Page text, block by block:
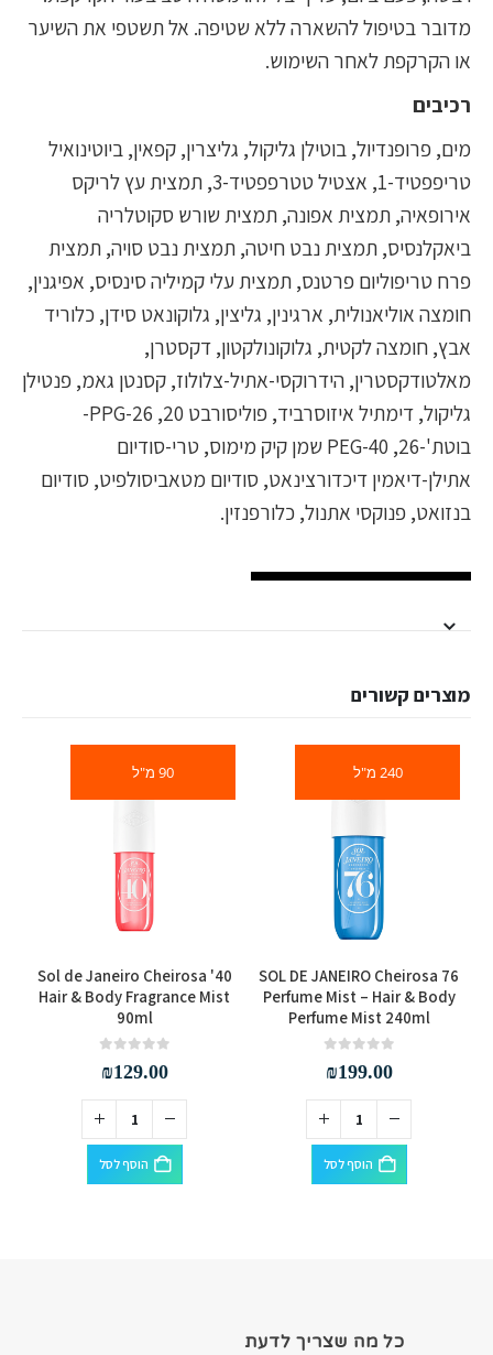
מדובר בטיפול להשארה ללא שטיפה. אל תשטפי את השיער
או הקרקפת לאחר השימוש.
רכיבים
מים, פרופנדיול, בוטילן גליקול, גליצרין, קפאין, ביוטינואיל
טריפפטיד-1, אצטיל טטרפפטיד-3, תמצית עץ לריקס
אירופאיה, תמצית אפונה, תמצית שורש סקוטלריה
ביאקלנסיס, תמצית נבט חיטה, תמצית נבט סויה, תמצית
פרח טריפוליום פרטנס, תמצית עלי קמיליה סינסיס, אפיגנין,
חומצה אוליאנולית, ארגינין, גליצין, גלוקונאט סידן, כלוריד
אבץ, חומצה לקטית, גלוקונולקטון, דקסטרן,
מאלטודקסטרין, הידרוקסי-אתיל-צלולוז, קסנטן גאמ, פנטילן
גליקול, דימתיל איזוסרביד, פוליסורבט 20, PPG-26-
בוטת'-26, PEG-40 שמן קיק מימוס, טרי-סודיום
אתילן-דיאמין דיכדורצינאט, סודיום מטאביסולפיט, סודיום
בנזואט, פנוקסי אתנול, כלורפנזין.
מוצרים קשורים
240 מ"ל
SOL DE JANEIRO Cheirosa 76
Perfume Mist – Hair & Body
Perfume Mist 240ml
₪199.00
הוסף לסל
90 מ"ל
Sol de Janeiro Cheirosa '40
Hair & Body Fragrance Mist
90ml
₪129.00
הוסף לסל
כל מה שצריך לדעת